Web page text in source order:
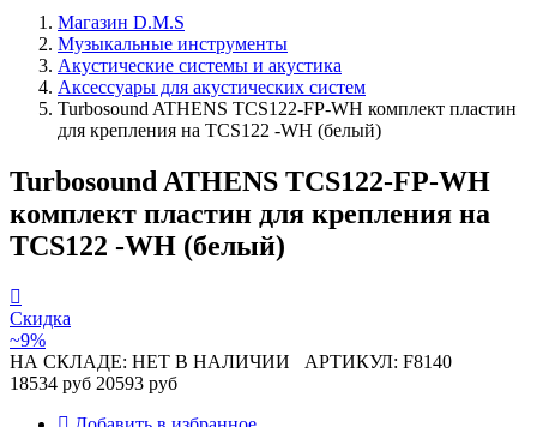
Магазин D.M.S
Музыкальные инструменты
Акустические системы и акустика
Аксессуары для акустических систем
Turbosound ATHENS TCS122-FP-WH комплект пластин
для крепления на TCS122 -WH (белый)
Turbosound ATHENS TCS122-FP-WH
комплект пластин для крепления на
TCS122 -WH (белый)
Скидка
~9%
НА СКЛАДЕ: НЕТ В НАЛИЧИИ АРТИКУЛ: F8140
18534 руб 20593 руб